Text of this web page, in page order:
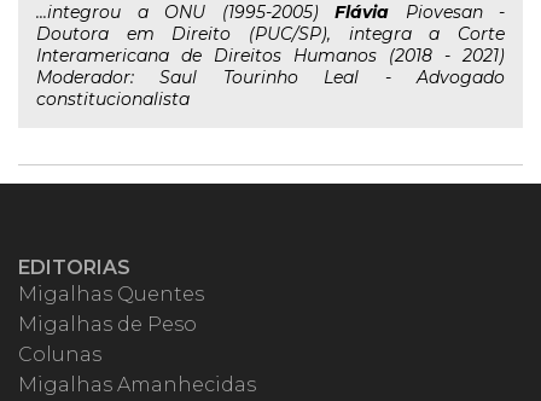
...integrou a ONU (1995-2005) Flávia Piovesan -
Doutora em Direito (PUC/SP), integra a Corte
Interamericana de Direitos Humanos (2018 - 2021)
Moderador: Saul Tourinho Leal - Advogado
constitucionalista
EDITORIAS
Migalhas Quentes
Migalhas de Peso
Colunas
Migalhas Amanhecidas